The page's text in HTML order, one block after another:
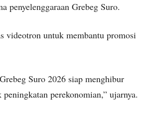
penyelenggaraan Grebeg Suro.
videotron untuk membantu promosi
Suro 2026 siap menghibur
perekonomian,” ujarnya.